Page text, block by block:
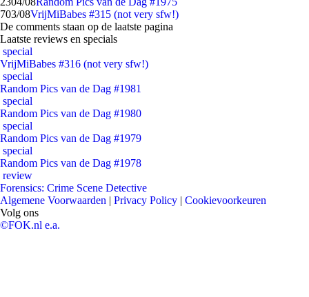
703/08VrijMiBabes #315 (not very sfw!)
De comments staan op de laatste pagina
Laatste reviews en specials
special
VrijMiBabes #316 (not very sfw!)
special
Random Pics van de Dag #1981
special
Random Pics van de Dag #1980
special
Random Pics van de Dag #1979
special
Random Pics van de Dag #1978
review
Forensics: Crime Scene Detective
Algemene Voorwaarden | Privacy Policy | Cookievoorkeuren
Volg ons
©FOK.nl e.a.